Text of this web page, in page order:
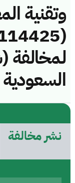
وتقنية
لمخالفة
نشر مخالفة